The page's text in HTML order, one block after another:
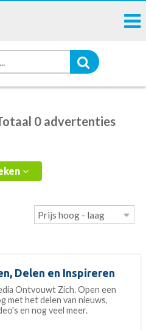
0 advertenties
Delen en Inspireren
Ontvouwt Zich. Open een
met het delen van nieuws,
en nog veel meer.